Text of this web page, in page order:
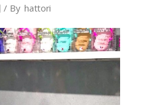
By hattori